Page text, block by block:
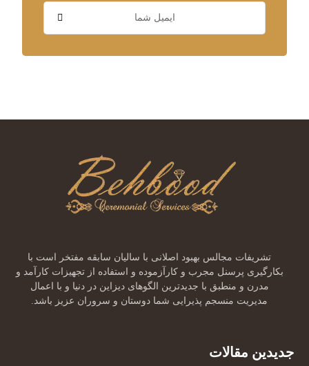
تشریفات مجالس بهبود اصلانی با سالیان سابقه مفتخر است با
بکارگیری پرسنل مجرب و کارآزموده و استفاده از تجهیزات کارآمد و
مدرن و منطبق با جدیدترین الگوهای دیزاین در دنیا و با اعمال
مدیریت منسجم پذیرایی شما دوستان و سروران عزیز باشد.
جدیدین مقالات